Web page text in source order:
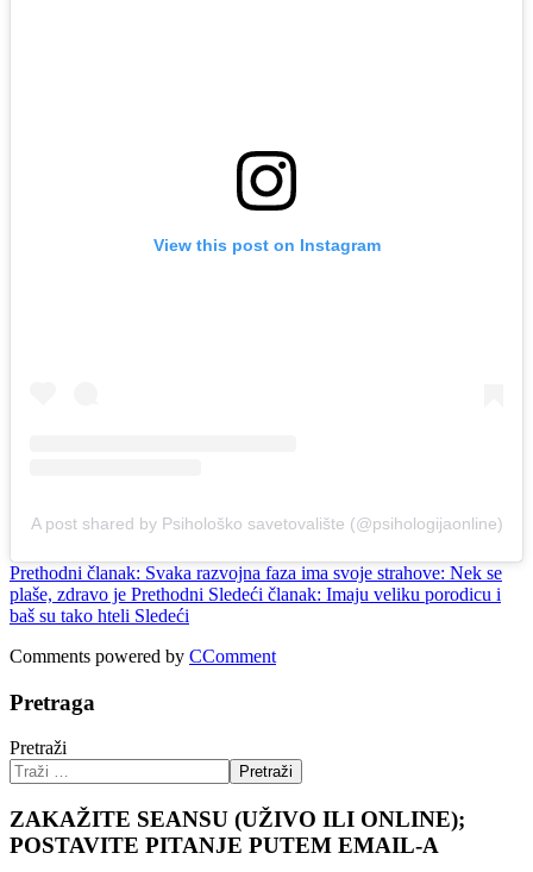
View this post on Instagram
A post shared by Psihološko savetovalište (@psihologijaonline)
Prethodni članak: Svaka razvojna faza ima svoje strahove: Nek se
plaše, zdravo je Prethodni Sledeći članak: Imaju veliku porodicu i
baš su tako hteli Sledeći
Comments powered by CComment
Pretraga
Pretraži
Pretraži
ZAKAŽITE SEANSU (UŽIVO ILI ONLINE);
POSTAVITE PITANJE PUTEM EMAIL-A